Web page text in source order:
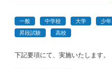
一般 中学校 大学 少年
昇段試験
高校
下記要項にて、実施いたします。